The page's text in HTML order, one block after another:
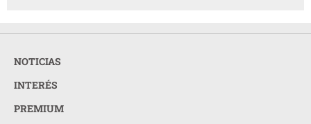
NOTICIAS
INTERÉS
PREMIUM